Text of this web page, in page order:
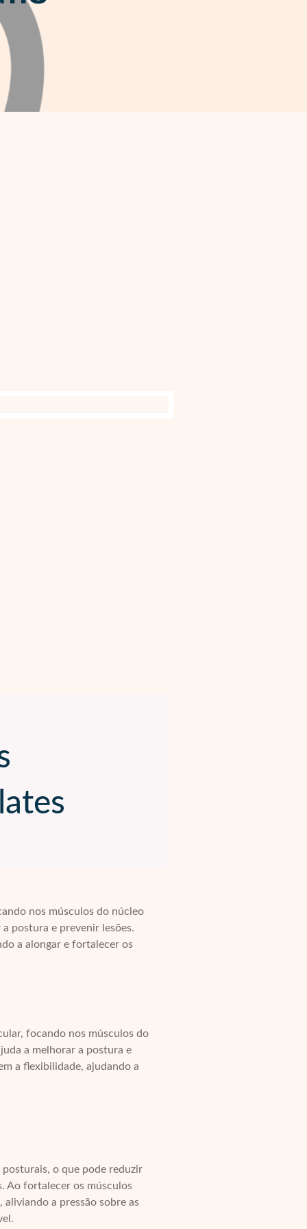
nos músculos do núcleo
postura e prevenir lesões.
a alongar e fortalecer os
focando nos músculos do
a melhorar a postura e
a flexibilidade, ajudando a
o que pode reduzir
Ao fortalecer os músculos
a pressão sobre as